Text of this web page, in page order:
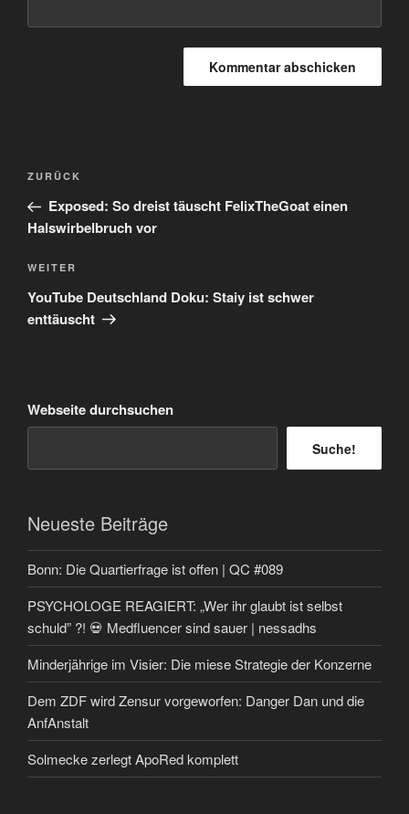
Beitragsnavigation
Vorheriger
Beitrag
ZURÜCK
Exposed: So dreist täuscht FelixTheGoat einen
Halswirbelbruch vor
Nächster
Beitrag
WEITER
YouTube Deutschland Doku: Staiy ist schwer
enttäuscht
Webseite durchsuchen
Suche!
Neueste Beiträge
Bonn: Die Quartierfrage ist offen | QC #089
PSYCHOLOGE REAGIERT: „Wer ihr glaubt ist selbst
schuld” ?! 💀 Medfluencer sind sauer | nessadhs
Minderjährige im Visier: Die miese Strategie der Konzerne
Dem ZDF wird Zensur vorgeworfen: Danger Dan und die
AnfAnstalt
Solmecke zerlegt ApoRed komplett